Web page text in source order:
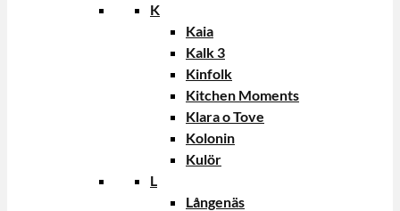
K
Kaia
Kalk 3
Kinfolk
Kitchen Moments
Klara o Tove
Kolonin
Kulör
L
Långenäs